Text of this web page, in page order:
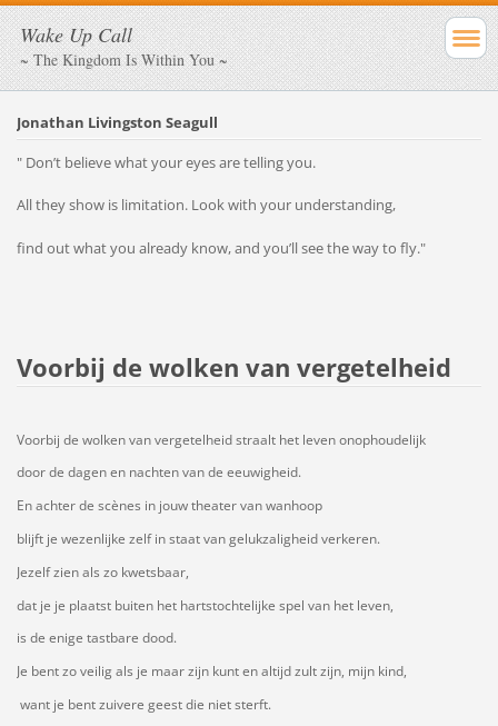
Wake Up Call
~ The Kingdom Is Within You ~
Jonathan Livingston Seagull
" Don’t believe what your eyes are telling you.
All they show is limitation. Look with your understanding,
find out what you already know, and you’ll see the way to fly."
Voorbij de wolken van vergetelheid
Voorbij de wolken van vergetelheid straalt het leven onophoudelijk
door de dagen en nachten van de eeuwigheid.
En achter de scènes in jouw theater van wanhoop
blijft je wezenlijke zelf in staat van gelukzaligheid verkeren.
Jezelf zien als zo kwetsbaar,
dat je je plaatst buiten het hartstochtelijke spel van het leven,
is de enige tastbare dood.
Je bent zo veilig als je maar zijn kunt en altijd zult zijn, mijn kind,
want je bent zuivere geest die niet sterft.